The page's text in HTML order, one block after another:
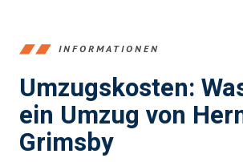
INFORMATIONEN
Umzugskosten:
ein Umzug von
Grimsby